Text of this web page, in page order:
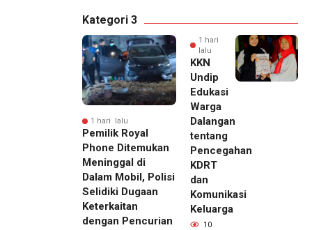
Kategori 3
1 hari lalu
Pemilik Royal
Phone Ditemukan
Meninggal di
Dalam Mobil, Polisi
Selidiki Dugaan
Keterkaitan
dengan Pencurian
1 hari
lalu
KKN
Undip
Edukasi
Warga
Dalangan
tentang
Pencegahan
KDRT
dan
Komunikasi
Keluarga
10